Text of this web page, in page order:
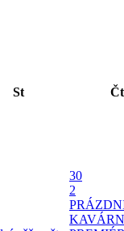
St Čt
30
2